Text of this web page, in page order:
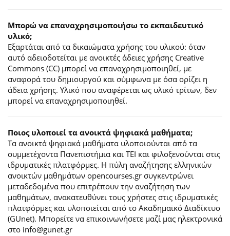
Mπορώ να επαναχρησιμοποιήσω το εκπαιδευτικό
υλικό;
Εξαρτάται από τα δικαιώματα χρήσης του υλικού: όταν
αυτό αδειοδοτείται με ανοικτές άδειες χρήσης Creative
Commons (CC) μπορεί να επαναχρησιμοποιηθεί, με
αναφορά του δημιουργού και σύμφωνα με όσα ορίζει η
άδεια χρήσης. Υλικό που αναφέρεται ως υλικό τρίτων, δεν
μπορεί να επαναχρησιμοποιηθεί.
Ποιος υλοποιεί τα ανοικτά ψηφιακά μαθήματα;
Τα ανοικτά ψηφιακά μαθήματα υλοποιούνται από τα
συμμετέχοντα Πανεπιστήμια και ΤΕΙ και φιλοξενούνται στις
ιδρυματικές πλατφόρμες. H πύλη αναζήτησης ελληνικών
ανοικτών μαθημάτων opencourses.gr συγκεντρώνει
μεταδεδομένα που επιτρέπουν την αναζήτηση των
μαθημάτων, ανακατευθύνει τους χρήστες στις ιδρυματικές
πλατφόρμες και υλοποιείται από το Ακαδημαϊκό Διαδίκτυο
(GUnet). Μπορείτε να επικοινωνήσετε μαζί μας ηλεκτρονικά
στο info@gunet.gr